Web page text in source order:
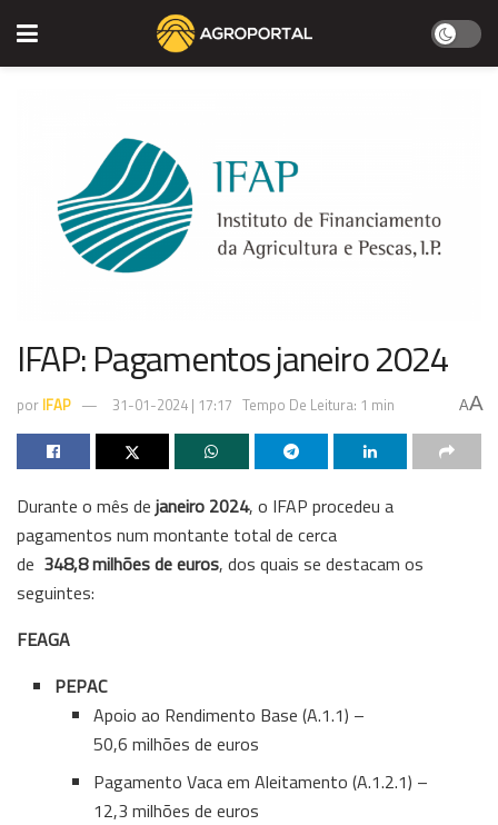
IFAP: Pagamentos janeiro 2024
por IFAP 31-01-2024 | 17:17 Tempo De Leitura: 1 min AA
Durante o mês de janeiro 2024, o IFAP procedeu a
pagamentos num montante total de cerca
de 348,8milhões de euros, dos quais se destacam os
seguintes:
FEAGA
PEPAC
Apoio ao Rendimento Base (A.1.1) –
50,6 milhões de euros
Pagamento Vaca em Aleitamento (A.1.2.1) –
12,3 milhões de euros